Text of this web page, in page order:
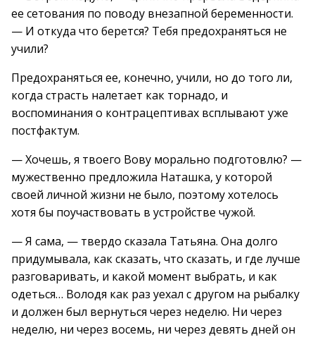
ее сетования по поводу внезапной беременности.
— И откуда что берется? Тебя предохраняться не
учили?
Предохраняться ее, конечно, учили, но до того ли,
когда страсть налетает как торнадо, и
воспоминания о контрацептивах всплывают уже
постфактум.
— Хочешь, я твоего Вову морально подготовлю? —
мужественно предложила Наташка, у которой
своей личной жизни не было, поэтому хотелось
хотя бы поучаствовать в устройстве чужой.
— Я сама, — твердо сказала Татьяна. Она долго
придумывала, как сказать, что сказать, и где лучше
разговаривать, и какой момент выбрать, и как
одеться… Володя как раз уехал с другом на рыбалку
и должен был вернуться через неделю. Ни через
неделю, ни через восемь, ни через девять дней он